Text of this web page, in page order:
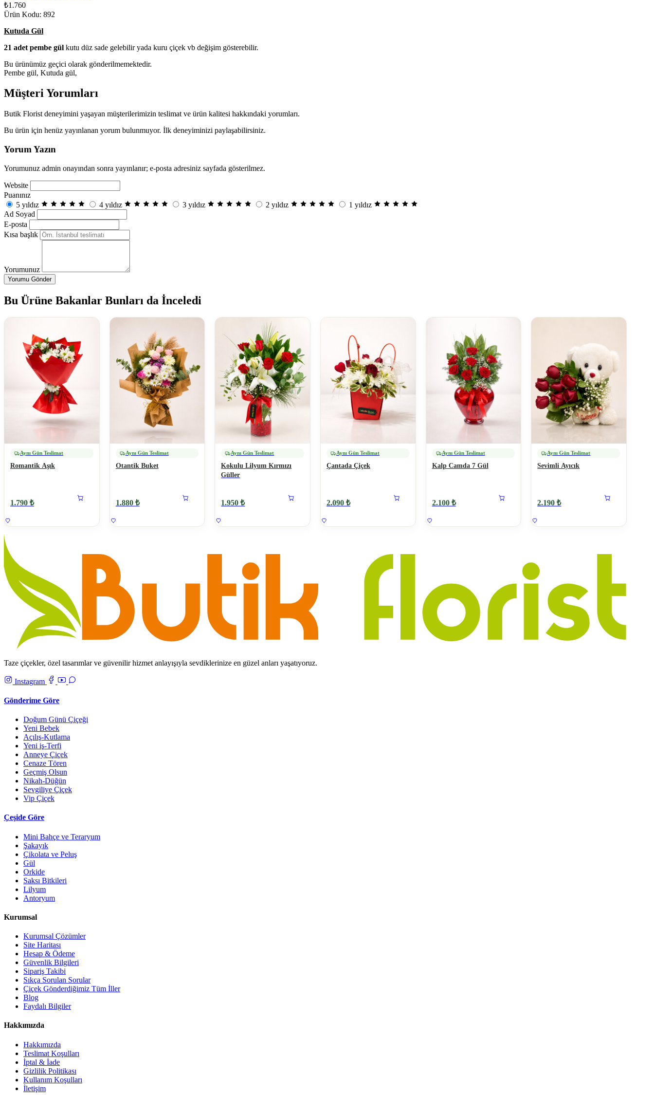
₺1.760
Ürün Kodu: 892
Kutuda Gül
21 adet pembe gül kutu düz sade gelebilir yada kuru çiçek vb değişim gösterebilir.
Bu ürünümüz geçici olarak gönderilmemektedir.
Pembe gül, Kutuda gül,
Müşteri Yorumları
Butik Florist deneyimini yaşayan müşterilerimizin teslimat ve ürün kalitesi hakkındaki yorumları.
Bu ürün için henüz yayınlanan yorum bulunmuyor. İlk deneyiminizi paylaşabilirsiniz.
Yorum Yazın
Yorumunuz admin onayından sonra yayınlanır; e-posta adresiniz sayfada gösterilmez.
Website
Puanınız
5 yıldız
4 yıldız 3 yıldız 2 yıldız
1 yıldız
Ad Soyad
E-posta
Kısa başlık
Yorumunuz
Yorumu Gönder
Bu Ürüne Bakanlar Bunları da İnceledi
Aynı Gün Teslimat
Romantik Aşık
1.790 ₺
Aynı Gün Teslimat
Otantik Buket
1.880 ₺
Aynı Gün Teslimat
Kokulu Lilyum Kırmızı
Güller
1.950 ₺
Aynı Gün Teslimat
Çantada Çiçek
2.090 ₺
Aynı Gün Teslimat
Kalp Camda 7 Gül
2.100 ₺
Aynı Gün Teslimat
Sevimli Ayıcık
2.190 ₺
Taze çiçekler, özel tasarımlar ve güvenilir hizmet anlayışıyla sevdiklerinize en güzel anları yaşatıyoruz.
Instagram
Gönderime Göre
Doğum Günü Çiçeği
Yeni Bebek
Açılış-Kutlama
Yeni iş-Terfi
Anneye Çiçek
Cenaze Tören
Geçmiş Olsun
Nikah-Düğün
Sevgiliye Çiçek
Vip Çiçek
Çeşide Göre
Mini Bahçe ve Teraryum
Şakayık
Çikolata ve Peluş
Gül
Orkide
Saksı Bitkileri
Lilyum
Antoryum
Kurumsal
Kurumsal Çözümler
Site Haritası
Hesap & Ödeme
Güvenlik Bilgileri
Sipariş Takibi
Sıkça Sorulan Sorular
Çiçek Gönderdiğimiz Tüm İller
Blog
Faydalı Bilgiler
Hakkımızda
Hakkımızda
Teslimat Koşulları
İptal & İade
Gizlilik Politikası
Kullanım Koşulları
İletişim